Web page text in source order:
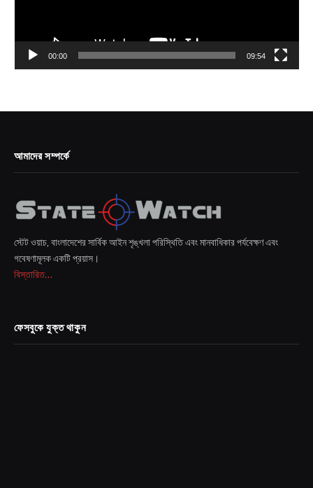
00:00 09:54
আমাদের সম্পর্কে
স্টেট ওয়াচ, বাংলাদেশের সার্বিক আইন শৃঙ্খলা পরিস্থিতি এবং মানবাধিকার পর্যবেক্ষণ এবং
গবেষণামূলক একটি প্রয়াস।
বিস্তারিত...
ফেসবুকে যুক্ত থাকুন